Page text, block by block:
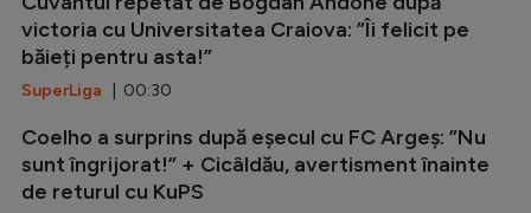
victoria cu Universitatea Craiova: ”Îi felicit pe
băieți pentru asta!”
SuperLiga | 00:30
Coelho a surprins după eșecul cu FC Argeș: ”Nu
sunt îngrijorat!” + Cicâldău, avertisment înainte
de returul cu KuPS